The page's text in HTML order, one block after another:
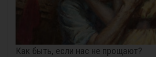
Как быть, если нас не прощают?